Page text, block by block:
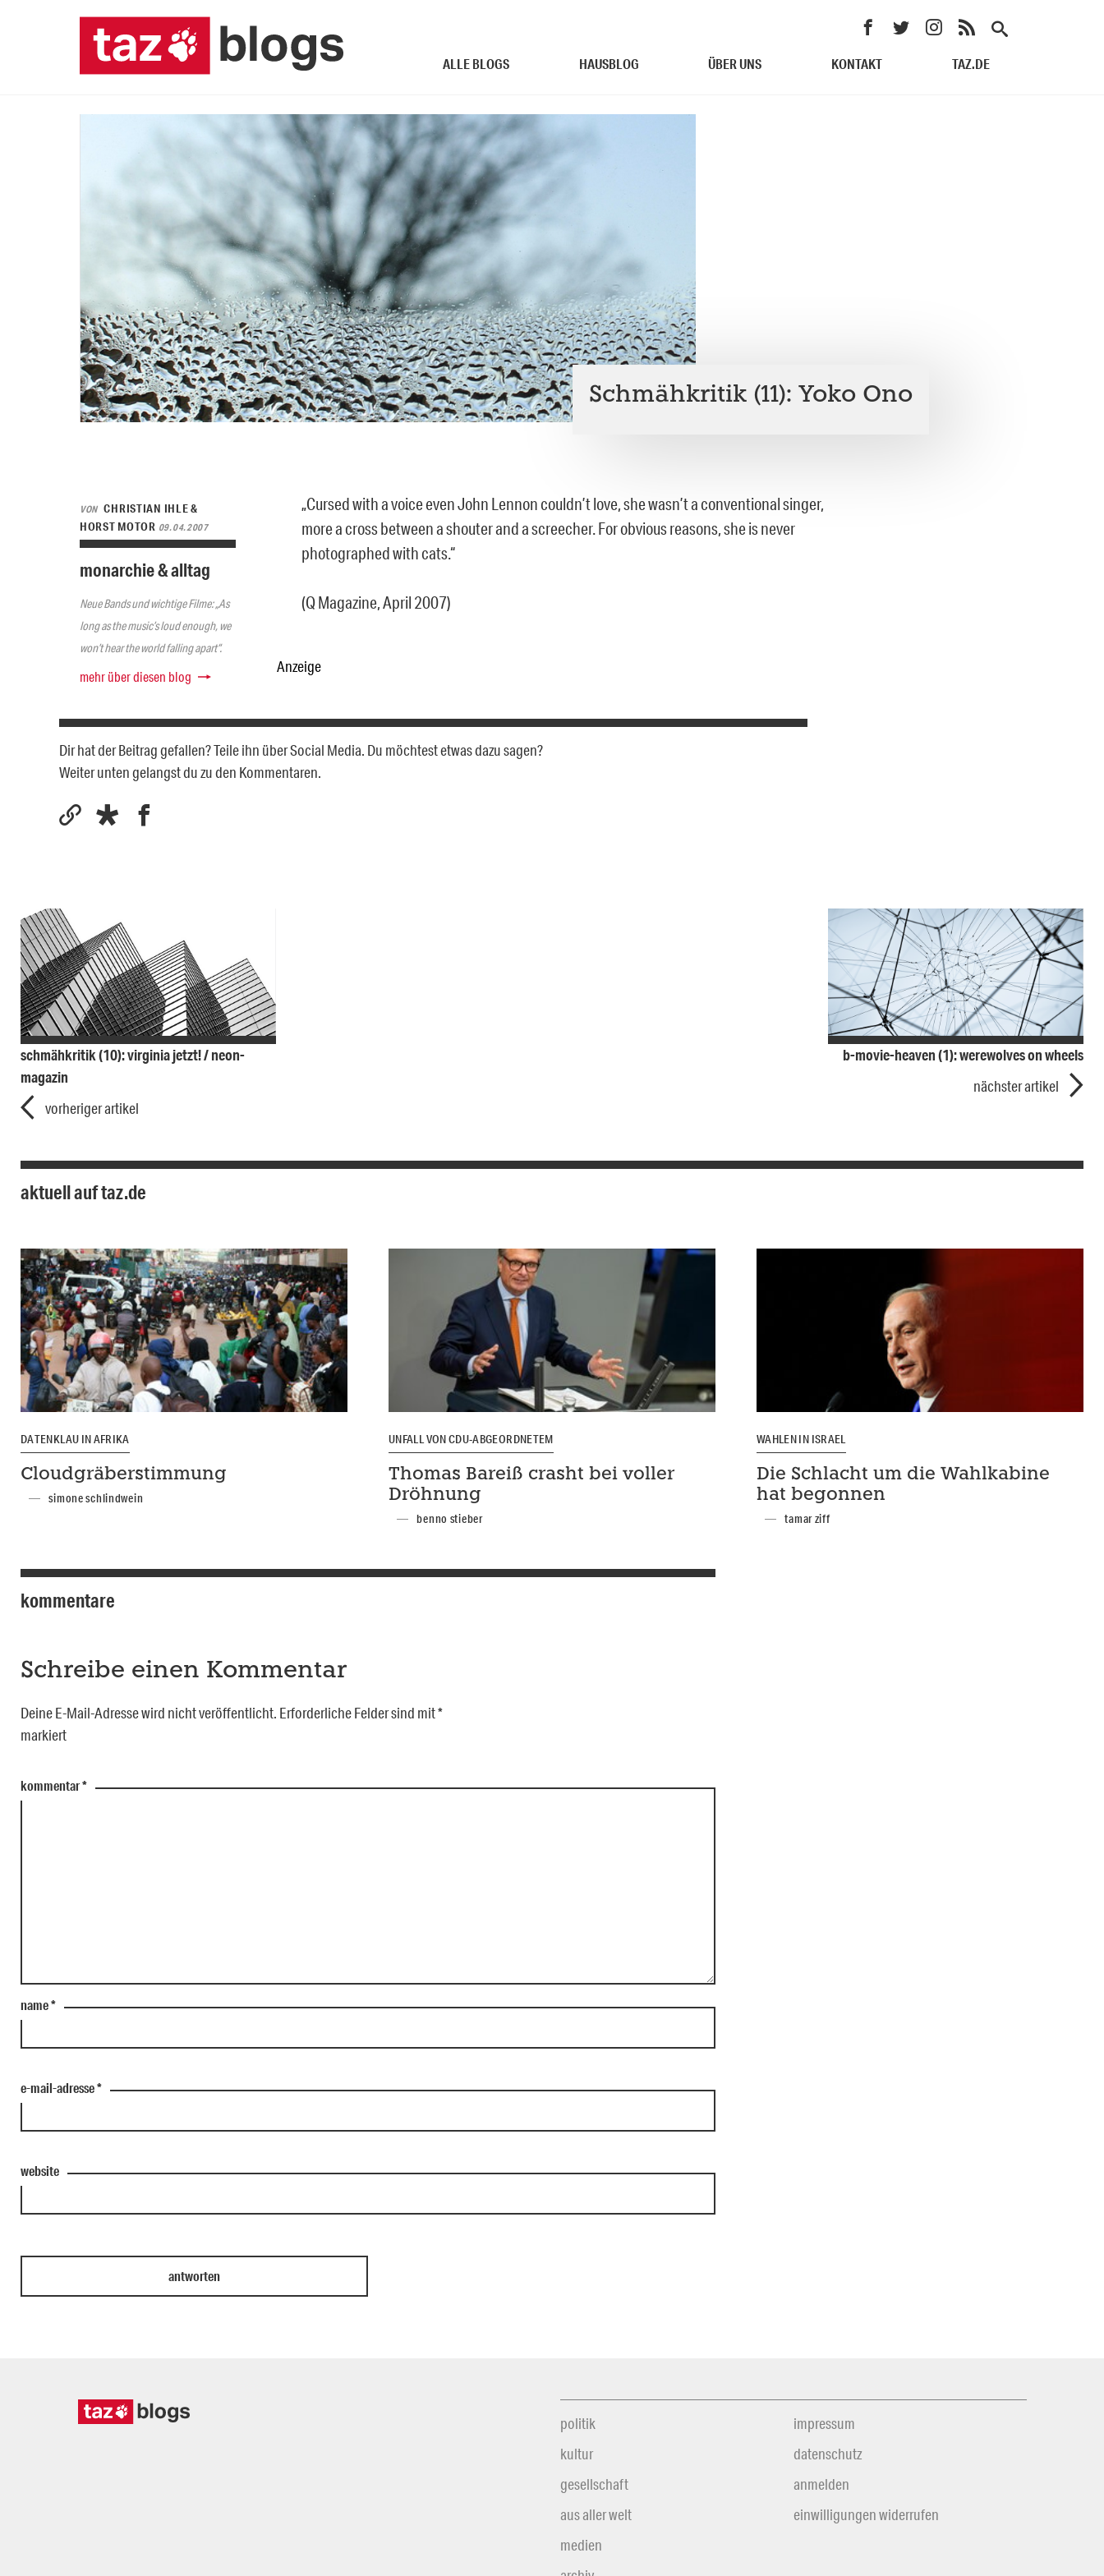
ALLE BLOGS HAUSBLOG ÜBER UNS KONTAKT TAZ.DE
Schmähkritik (11): Yoko Ono
VON CHRISTIAN IHLE &
HORST MOTOR 09.04.2007
monarchie & alltag
Neue Bands und wichtige Filme: „As
long as the music’s loud enough, we
won’t hear the world falling apart“.
mehr über diesen blog
„Cursed with a voice even John Lennon couldn’t love, she wasn’t a conventional singer,
more a cross between a shouter and a screecher. For obvious reasons, she is never
photographed with cats.“
(Q Magazine, April 2007)
Anzeige
Dir hat der Beitrag gefallen? Teile ihn über Social Media. Du möchtest etwas dazu sagen?
Weiter unten gelangst du zu den Kommentaren.
schmähkritik (10): virginia jetzt! / neon-
magazin
vorheriger artikel
b-movie-heaven (1): werewolves on wheels
nächster artikel
aktuell auf taz.de
DATENKLAU IN AFRIKA
Cloudgräberstimmung
simone schlindwein
UNFALL VON CDU-ABGEORDNETEM
Thomas Bareiß crasht bei voller
Dröhnung
benno stieber
WAHLEN IN ISRAEL
Die Schlacht um die Wahlkabine
hat begonnen
tamar ziff
kommentare
Schreibe einen Kommentar
Deine E-Mail-Adresse wird nicht veröffentlicht. Erforderliche Felder sind mit*
markiert
kommentar*
name*
e-mail-adresse*
website
politik
kultur
gesellschaft
aus aller welt
medien
impressum
datenschutz
anmelden
einwilligungen widerrufen